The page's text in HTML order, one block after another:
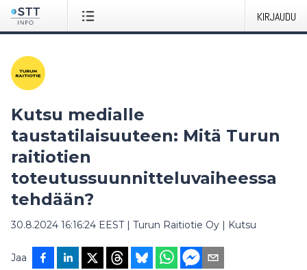
KIRJAUDU
Kutsu medialle
taustatilaisuuteen: Mitä Turun
raitiotien
toteutussuunnitteluvaiheessa
tehdään?
30.8.2024 16:16:24 EEST| Turun Raitiotie Oy | Kutsu
Jaa